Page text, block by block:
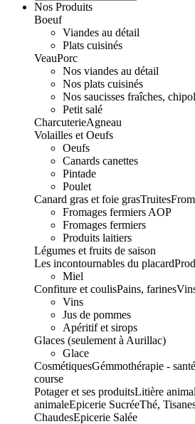
Nos Produits
Boeuf
Viandes au détail
Plats cuisinés
VeauPorc
Nos viandes au détail
Nos plats cuisinés
Nos saucisses fraîches,
Petit salé
CharcuterieAgneau
Volailles et Oeufs
Oeufs
Canards canettes
Pintade
Poulet
Canard gras et foie grasTruites
Fromages fermiers AOP
Fromages fermiers
Produits laitiers
Légumes et fruits de saison
Les incontournables du placard
Miel
Confiture et coulisPains, farines
Vins
Jus de pommes
Apéritif et sirops
Glaces (seulement à Aurillac)
Glace
CosmétiquesGémmothérapie - santé
course
Potager et ses produitsLitière
animaleEpicerie SucréeThé,
ChaudesEpicerie Salée